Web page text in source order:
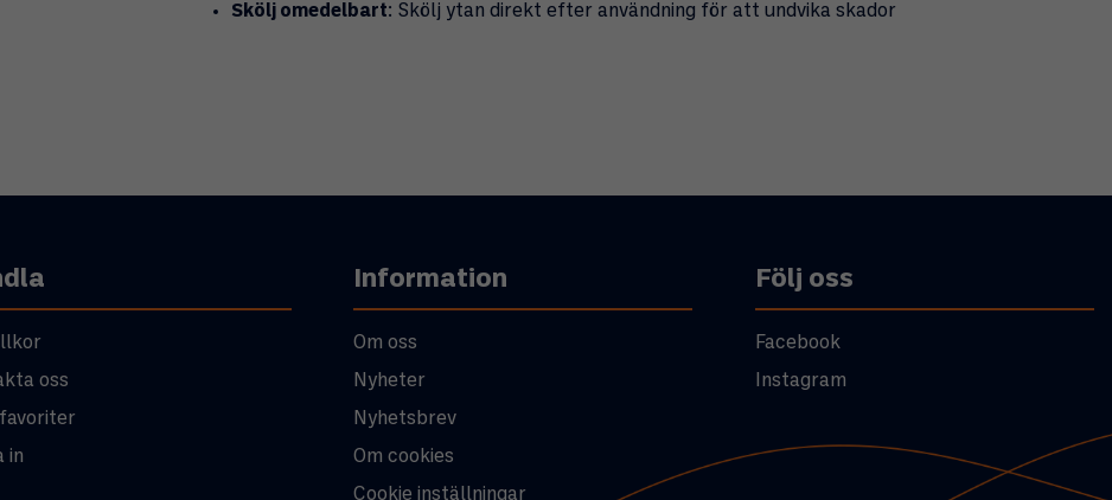
Skölj omedelbart: Skölj ytan direkt efter användning för att undvika skador
oss
favoriter
in
Information
Om oss
Nyheter
Nyhetsbrev
Om cookies
Cookie inställningar
Följ oss
Facebook
Instagram